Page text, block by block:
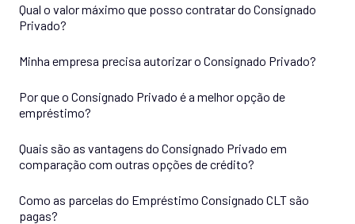
Qual o valor máximo que posso contratar do Consignado
Privado?
Minha empresa precisa autorizar o Consignado Privado?
Por que o Consignado Privado é a melhor opção de
empréstimo?
Quais são as vantagens do Consignado Privado em
comparação com outras opções de crédito?
Como as parcelas do Empréstimo Consignado CLT são
pagas?